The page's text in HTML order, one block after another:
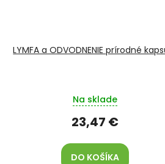
LYMFA a ODVODNENIE prírodné
Na sklade
23,47 €
DO KOŠÍKA